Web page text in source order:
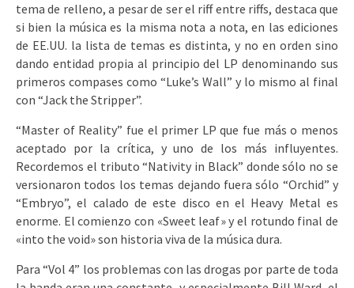
tema de relleno, a pesar de ser el riff entre riffs, destaca que
si bien la música es la misma nota a nota, en las ediciones
de EE.UU. la lista de temas es distinta, y no en orden sino
dando entidad propia al principio del LP denominando sus
primeros compases como “Luke’s Wall” y lo mismo al final
con “Jack the Stripper”.
“Master of Reality” fue el primer LP que fue más o menos
aceptado por la crítica, y uno de los más influyentes.
Recordemos el tributo “Nativity in Black” donde sólo no se
versionaron todos los temas dejando fuera sólo “Orchid” y
“Embryo”, el calado de este disco en el Heavy Metal es
enorme. El comienzo con «Sweet leaf» y el rotundo final de
«into the void» son historia viva de la música dura.
Para “Vol 4” los problemas con las drogas por parte de toda